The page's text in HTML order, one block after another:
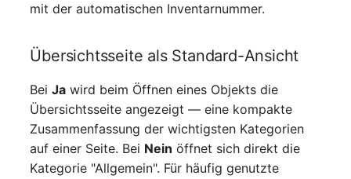
mit der automatischen Inventarnummer.
Übersichtsseite als Standard-Ansicht
BeiJa wird beim Öffnen eines Objekts die
Übersichtsseite angezeigt — eine kompakte
Zusammenfassung der wichtigsten Kategorien
auf einer Seite. Bei Nein öffnet sich direkt die
Kategorie "Allgemein". Für häufig genutzte